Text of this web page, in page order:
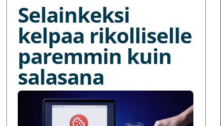
Selainkeksi
kelpaa rikolliselle
paremmin kuin
salasana